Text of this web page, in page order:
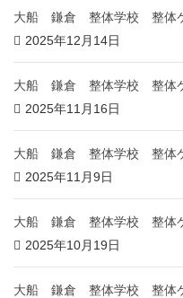
大船 鎌倉 整体学校 整体
2025年12月14日
大船 鎌倉 整体学校 整体
2025年11月16日
大船 鎌倉 整体学校 整体
2025年11月9日
大船 鎌倉 整体学校 整体
2025年10月19日
大船 鎌倉 整体学校 整体